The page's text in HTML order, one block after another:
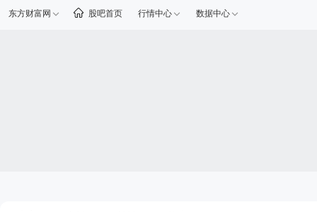
东方财富网 股吧首页 行情中心 数据中心